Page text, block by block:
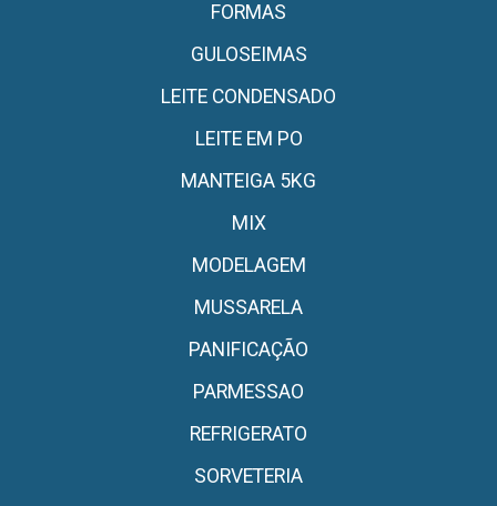
FORMAS
GULOSEIMAS
LEITE CONDENSADO
LEITE EM PO
MANTEIGA 5KG
MIX
MODELAGEM
MUSSARELA
PANIFICAÇÃO
PARMESSAO
REFRIGERATO
SORVETERIA